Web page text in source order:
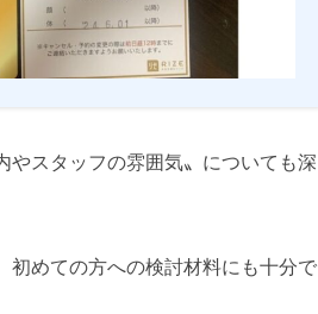
スタッフの雰囲気〟についても深
初めての方への検討材料にも十分で